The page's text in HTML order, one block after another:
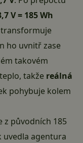
V = 185 Wh
transformuje
ho uvnitř zase
takovém
takže reálná
pohybuje kolem
z původních 185
uvedla agentura